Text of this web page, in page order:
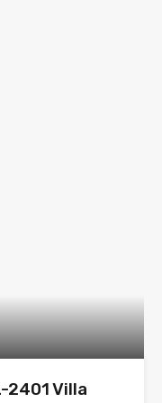
2401 Villa